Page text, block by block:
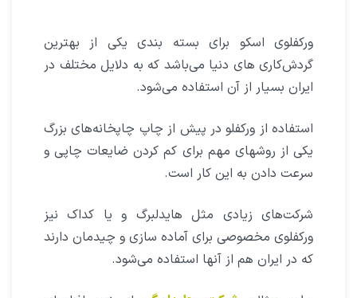
ورکفلوی اسکو برای بسته بندی یکی از بهترین
گردش‌کاری های دنیا می‌باشد که به دلایل مختلف در
ایران بسیار از آن استفاده می‌شود.
استفاده از ورکفلو در پیش از چاپ چاپخانه‌های بزرگ
یکی از روشهای مهم برای کم کردن ضایعات چاپی و
سرعت دادن به این کار است.
شرکت‌های زیادی مثل هایدلبرگ و یا کداک نیز
ورکفلوی مخصوصی برای آماده سازی و چیدمان دارند
که در ایران هم از آنها استفاده می‌شود.